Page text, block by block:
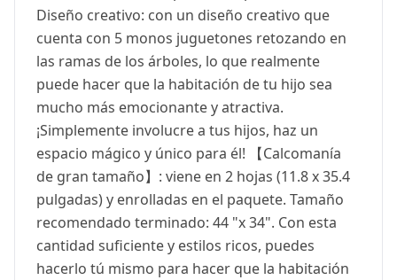
Diseño creativo: con un diseño creativo que
cuenta con 5 monos juguetones retozando en
las ramas de los árboles, lo que realmente
puede hacer que la habitación de tu hijo sea
mucho más emocionante y atractiva.
¡Simplemente involucre a tus hijos, haz un
espacio mágico y único para él! 【Calcomanía
de gran tamaño】: viene en 2 hojas (11.8 x 35.4
pulgadas) y enrolladas en el paquete. Tamaño
recomendado terminado: 44 "x 34". Con esta
cantidad suficiente y estilos ricos, puedes
hacerlo tú mismo para hacer que la habitación